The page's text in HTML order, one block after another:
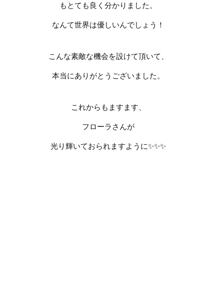
もとても良く分かりました。
なんて世界は優しいんでしょう！
こんな素敵な機会を設けて頂いて、
本当にありがとうございました。
これからもますます、
フローラさんが
光り輝いておられますように✨✨✨